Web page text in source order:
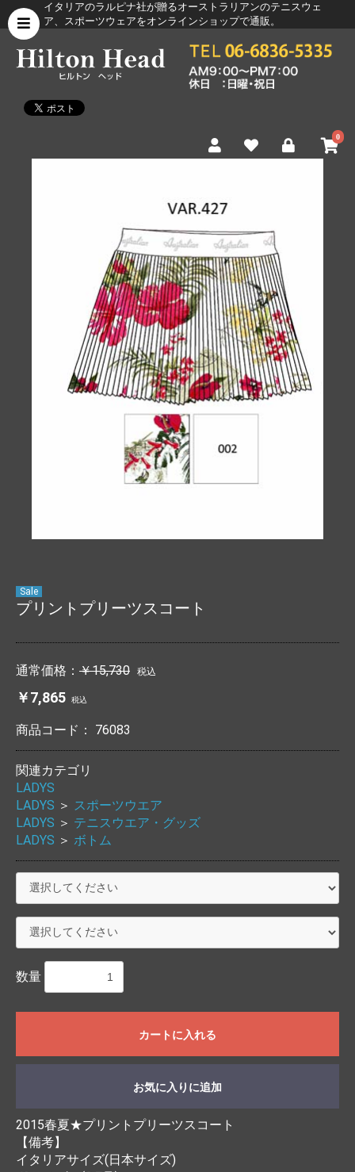
イタリアのラルピナ社が贈るオーストラリアンのテニスウェ
ア、スポーツウェアをオンラインショップで通販。
0
Sale
プリントプリーツスコート
通常価格： ￥15,730 税込
￥7,865 税込
商品コード： 76083
関連カテゴリ
LADYS
LADYS ＞ スポーツウエア
LADYS ＞ テニスウエア・グッズ
LADYS ＞ ボトム
数量
カートに入れる
お買い物を続ける カートへ進む
お気に入りに追加
2015春夏★プリントプリーツスコート
【備考】
イタリアサイズ(日本サイズ)